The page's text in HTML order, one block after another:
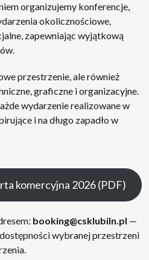
organizujemy konferencje,
okolicznościowe,
zapewniając wyjątkową
przestrzenie, ale również
graficzne i organizacyjne.
wydarzenie realizowane w
i na długo zapadło w
komercyjna 2026 (PDF)
booking@csklubiln.pl —
wybranej przestrzeni